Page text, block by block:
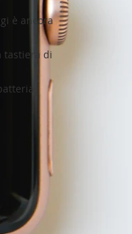
è ancora
tastiera di